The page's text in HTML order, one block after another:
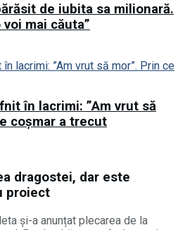
de iubita sa milionară.
mai căuta”
în lacrimi: ”Am vrut să
coșmar a trecut
dragostei, dar este
proiect
și-a anunțat plecarea de la